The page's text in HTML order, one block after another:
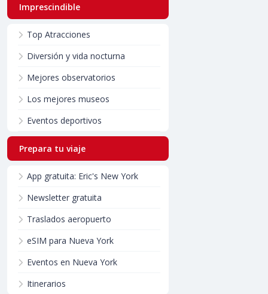
Imprescindible
Top Atracciones
Diversión y vida nocturna
Mejores observatorios
Los mejores museos
Eventos deportivos
Prepara tu viaje
App gratuita: Eric's New York
Newsletter gratuita
Traslados aeropuerto
eSIM para Nueva York
Eventos en Nueva York
Itinerarios